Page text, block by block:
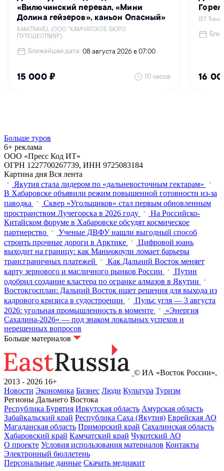
Больше туров
6+ реклама
ООО «Пресс Код ИТ»
ОГРН 1227700267739, ИНН 9725083184
Картина дня Вся лента
Якутия стала лидером по «дальневосточным гектарам»
В Хабаровске объявили режим повышенной готовности из‑за
паводка
Сквер «Угольщиков» стал первым обновленным
пространством Лучегорска в 2026 году
На Российско-
Китайском форуме в Хабаровске обсудят космическое
партнерство
Ученые ДВФУ нашли выгодный способ
строить прочные дороги в Арктике
Цифровой юань
выходит на границу: как Маньчжоули ломает барьеры
трансграничных платежей
Как Дальний Восток меняет
карту зернового и масличного рынков России
Путин
одобрил создание кластера по огранке алмазов в Якутии
Востокгосплан: Дальний Восток ищет решения для выхода из
кадрового кризиса в судостроении
Пульс угля — 3 августа
2026: угольная промышленность в моменте
«Энергия
Сахалина-2026» — под знаком локальных успехов и
нерешенных вопросов
Больше материалов
© ИА «Восток России»,
2013 - 2026 16+
Новости Экономика Бизнес Люди Культура Туризм
Регионы Дальнего Востока
Республика Бурятия Иркутская область Амурская область
Забайкальский край Республика Саха (Якутия) Еврейская АО
Магаданская область Приморский край Сахалинская область
Хабаровский край Камчатский край Чукотский АО
О проекте Условия использования материалов Контакты
Электронный бюллетень
Персональные данные Скачать медиакит